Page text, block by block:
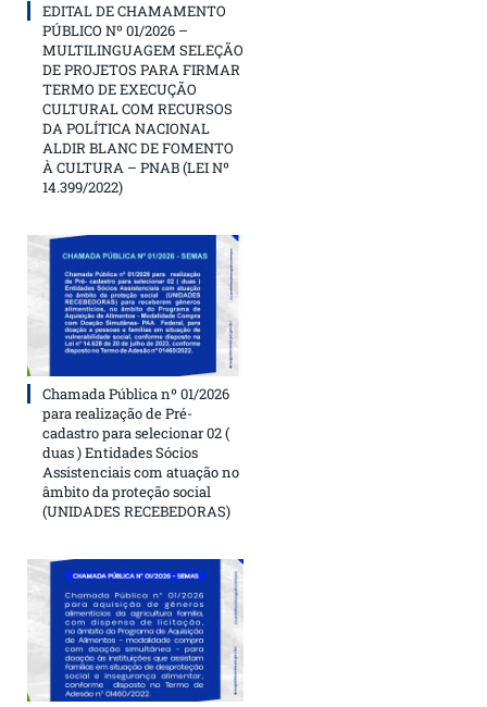
EDITAL DE CHAMAMENTO
PÚBLICO Nº 01/2026 –
MULTILINGUAGEM SELEÇÃO
DE PROJETOS PARA FIRMAR
TERMO DE EXECUÇÃO
CULTURAL COM RECURSOS
DA POLÍTICA NACIONAL
ALDIR BLANC DE FOMENTO
À CULTURA – PNAB (LEI Nº
14.399/2022)
Chamada Pública nº 01/2026
para realização de Pré-
cadastro para selecionar 02 (
duas ) Entidades Sócios
Assistenciais com atuação no
âmbito da proteção social
(UNIDADES RECEBEDORAS)